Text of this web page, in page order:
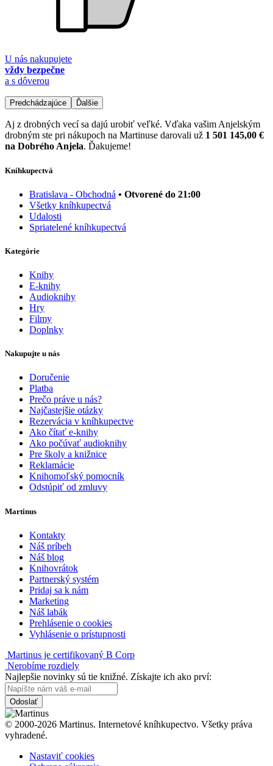
U nás nakupujete
vždy bezpečne
a s dôverou
Predchádzajúce Ďalšie
Aj z drobných vecí sa dajú urobiť veľké. Vďaka vašim Anjelským
drobným ste pri nákupoch na Martinuse darovali už 1 501 145,00 €
na Dobrého Anjela. Ďakujeme!
Kníhkupectvá
Bratislava - Obchodná • Otvorené do 21:00
Všetky kníhkupectvá
Udalosti
Spriatelené kníhkupectvá
Kategórie
Knihy
E-knihy
Audioknihy
Hry
Filmy
Doplnky
Nakupujte u nás
Doručenie
Platba
Prečo práve u nás?
Najčastejšie otázky
Rezervácia v kníhkupectve
Ako čítať e-knihy
Ako počúvať audioknihy
Pre školy a knižnice
Reklamácie
Knihomoľský pomocník
Odstúpiť od zmluvy
Martinus
Kontakty
Náš príbeh
Náš blog
Knihovrátok
Partnerský systém
Pridaj sa k nám
Marketing
Náš labák
Prehlásenie o cookies
Vyhlásenie o prístupnosti
Martinus je certifikovaný B Corp
Nerobíme rozdiely
Najlepšie novinky sú tie knižné. Získajte ich ako prví:
Odoslať
© 2000-2026 Martinus. Internetové kníhkupectvo. Všetky práva
vyhradené.
Nastaviť cookies